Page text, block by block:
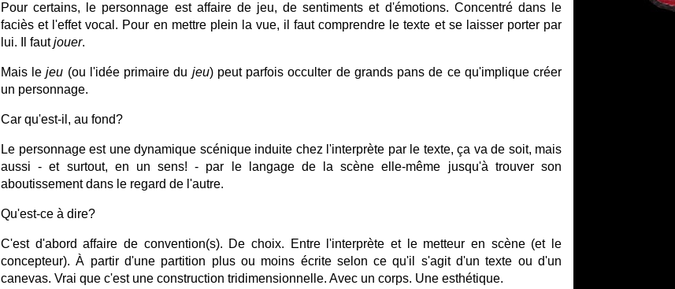
Pour certains, le personnage est affaire de jeu, de sentiments et d'émotions. Concentré dans le
faciès et l'effet vocal. Pour en mettre plein la vue, il faut comprendre le texte et se laisser porter par
lui. Il fautjouer.
Mais lejeu (ou l'idée primaire du jeu) peut parfois occulter de grands pans de ce qu'implique créer
un personnage.
Car qu'est-il, au fond?
Le personnage est une dynamique scénique induite chez l'interprète par le texte, ça va de soit, mais
aussi - et surtout, en un sens! - par le langage de la scène elle-même jusqu'à trouver son
aboutissement dans le regard de l'autre.
Qu'est-ce à dire?
C'est d'abord affaire de convention(s). De choix. Entre l'interprète et le metteur en scène (et le
concepteur). À partir d'une partition plus ou moins écrite selon ce qu'il s'agit d'un texte ou d'un
canevas. Vrai que c'est une construction tridimensionnelle. Avec un corps. Une esthétique.